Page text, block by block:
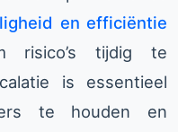
en efficiëntie
risico’s tijdig te
is essentieel
te houden en